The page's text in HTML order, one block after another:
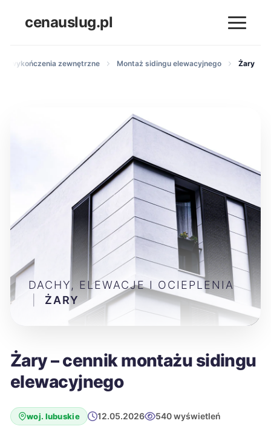
cenauslug.pl
i wykończenia zewnętrzne Montaż sidingu elewacyjnego Żary
Żary – cennik montażu sidingu
elewacyjnego
woj. lubuskie 12.05.2026 540 wyświetleń
DACHY, ELEWACJE I OCIEPLENIA
ŻARY